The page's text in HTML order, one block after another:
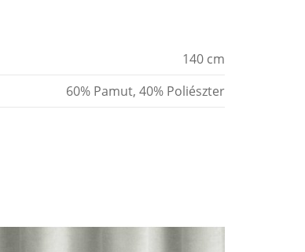
140 cm
60% Pamut, 40% Poliészter